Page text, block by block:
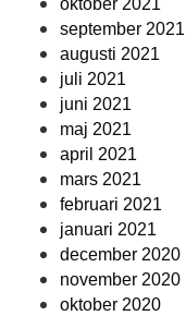
oktober 2021
september 2021
augusti 2021
juli 2021
juni 2021
maj 2021
april 2021
mars 2021
februari 2021
januari 2021
december 2020
november 2020
oktober 2020